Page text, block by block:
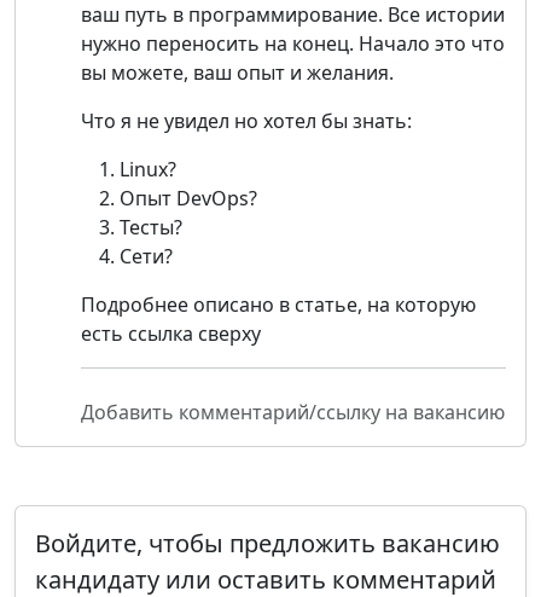
ваш путь в программирование. Все истории
нужно переносить на конец. Начало это что
вы можете, ваш опыт и желания.
Что я не увидел но хотел бы знать:
Linux?
Опыт DevOps?
Тесты?
Сети?
Подробнее описано в статье, на которую
есть ссылка сверху
Добавить комментарий/ссылку на вакансию
Войдите, чтобы предложить вакансию
кандидату или оставить комментарий